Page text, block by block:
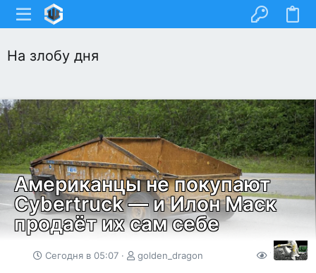
На злобу дня
Американцы не покупают
Сybertruck — и Илон Маск
продаёт их сам себе
Сегодня в 05:07 golden_dragon 74 0